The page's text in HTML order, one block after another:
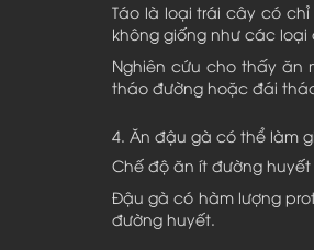
Táo là loại trái cây có
không giống như các
Nghiên cứu cho thấy ăn
tháo đường hoặc đái
4. Ăn đậu gà có thể làm
Chế độ ăn ít đường
Đậu gà có hàm lượng
đường huyết.